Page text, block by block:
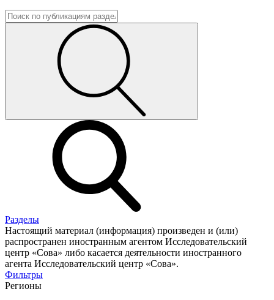
Разделы
Настоящий материал (информация) произведен и (или)
распространен иностранным агентом Исследовательский
центр «Сова» либо касается деятельности иностранного
агента Исследовательский центр «Сова».
Фильтры
Регионы